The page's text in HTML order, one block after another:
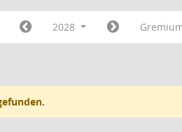
2028